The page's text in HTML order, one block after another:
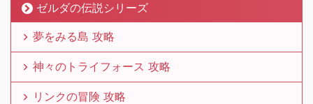
ゼルダの伝説シリーズ
夢をみる島 攻略
神々のトライフォース 攻略
リンクの冒険 攻略